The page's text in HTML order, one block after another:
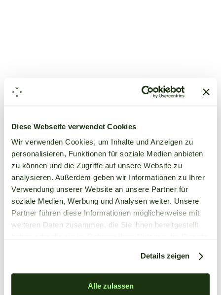
Diese Webseite verwendet Cookies
Wir verwenden Cookies, um Inhalte und Anzeigen zu
personalisieren, Funktionen für soziale Medien anbieten
zu können und die Zugriffe auf unsere Website zu
analysieren. Außerdem geben wir Informationen zu Ihrer
Verwendung unserer Website an unsere Partner für
soziale Medien, Werbung und Analysen weiter. Unsere
Partner führen diese Informationen möglicherweise mit
weiteren Daten zusammen, die Sie ihnen bereitgestellt
Details zeigen
Alle zulassen